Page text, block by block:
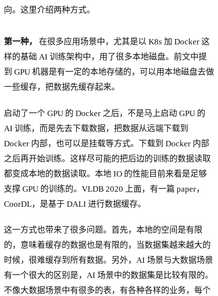
向。这里介绍两种方式。
第一种，
在很多应用场景中，尤其是以 K8s 加 Docker 这
样的基础 AI 训练架构中，用了很多本地磁盘。前文中提
到 GPU 机器是有一定的本地存储的，可以用本地磁盘去做
一些缓存，把数据先缓存起来。
启动了一个 GPU 的 Docker 之后，不是马上启动 GPU 的
AI 训练，而是先去下载数据，把数据从远端下载到
Docker 内部，也可以是挂载等方式。下载到 Docker 内部
之后再开始训练。这样尽可能的把后边的训练的数据读取
都变成本地的数据读取。本地 IO 的性能目前来看是足够
支撑 GPU 的训练的。VLDB 2020 上面，有一篇 paper，
CoorDL，是基于 DALI 进行数据缓存。
这一方式也带来了很多问题。首先，本地的空间是有限
的，意味着缓存的数据也是有限的，当数据集越来越大的
时候，很难缓存到所有数据。另外，AI 场景与大数据场景
有一个很大的区别是，AI 场景中的数据集是比较有限的。
不像大数据场景中有很多的表，有各种各样的业务，每个